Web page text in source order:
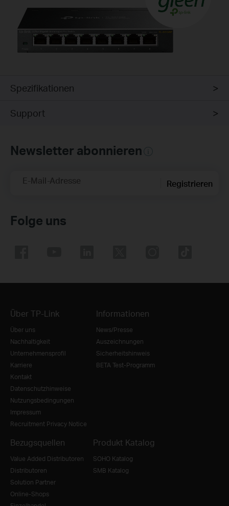
Spezifikationen
Support
Newsletter abonnieren
E-Mail-Adresse Registrieren
Folge uns
Über TP-Link
Über uns
Nachhaltigkeit
Unternehmensprofil
Karriere
Kontakt
Datenschutzhinweise
Nutzungsbedingungen
Impressum
Recruitment Privacy Notice
Informationen
News/Presse
Auszeichnungen
Sicherheitshinweis
BETA Test-Programm
Bezugsquellen
Value Added Distributoren
Distributoren
Solution Partner
Online-Shops
Produkt Katalog
SOHO Katalog
SMB Katalog